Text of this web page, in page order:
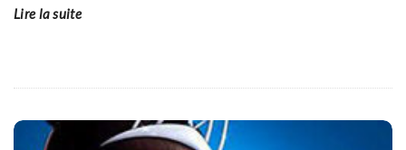
Lire la suite